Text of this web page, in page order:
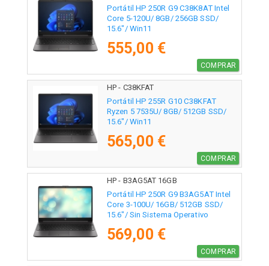
Portátil HP 250R G9 C38K8AT Intel
Core 5-120U/ 8GB/ 256GB SSD/
15.6"/ Win11
555,00 €
COMPRAR
HP - C38KFAT
Portátil HP 255R G10 C38KFAT
Ryzen 5 7535U/ 8GB/ 512GB SSD/
15.6"/ Win11
565,00 €
COMPRAR
HP - B3AG5AT 16GB
Portátil HP 250R G9 B3AG5AT Intel
Core 3-100U/ 16GB/ 512GB SSD/
15.6"/ Sin Sistema Operativo
569,00 €
COMPRAR